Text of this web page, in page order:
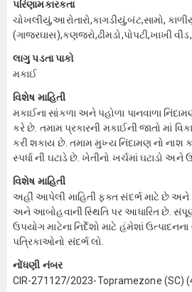
પરિણામકારકતા
ચોખલીયું,આરોતારો,કાગડીયું,બંટ,સામો,
(ગાજરઘાસ),કણજરો,ઢીમડો,પોપટી,ખાખી
લાગુ પડતા પાકો
મકાઈ
વિશેષ માહિતી
મકાઈના સાંકળા અને પહોળા પાનવાળા
કરે છે. તમામ પ્રકારની મકાઈની જાતો માં
કરી શકાય છે. તમામ મુખ્ય નિંદામણ નો નાશ
સ્પર્ધા ની ઘટાડે છે. ખેતીનો ખર્ચમાં ઘટાડો અને
વિશેષ માહિતી
અહીં આપેલી માહિતી ફક્ત સંદર્ભ માટે છે અને
અને આબોહવાની સ્થિતિ પર આધારિત છે.
ઉપયોગ માટેના નિર્દેશો માટે હંમેશાં
પત્રિકાઓનો સંદર્ભ લો.
નોંધણી નંબર
CIR-271127/2023-Topramezone (SC)